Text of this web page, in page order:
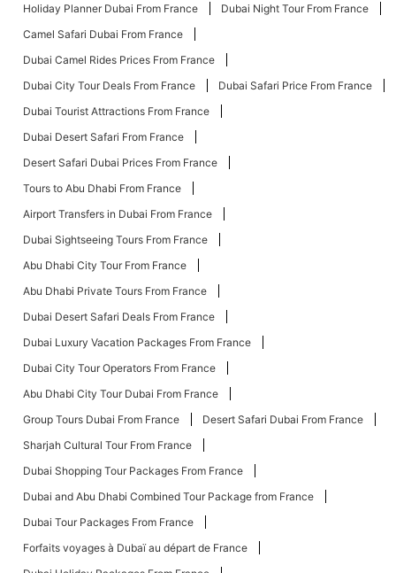
Holiday Planner Dubai From France
Dubai Night Tour From France
Camel Safari Dubai From France
Dubai Camel Rides Prices From France
Dubai City Tour Deals From France
Dubai Safari Price From France
Dubai Tourist Attractions From France
Dubai Desert Safari From France
Desert Safari Dubai Prices From France
Tours to Abu Dhabi From France
Airport Transfers in Dubai From France
Dubai Sightseeing Tours From France
Abu Dhabi City Tour From France
Abu Dhabi Private Tours From France
Dubai Desert Safari Deals From France
Dubai Luxury Vacation Packages From France
Dubai City Tour Operators From France
Abu Dhabi City Tour Dubai From France
Group Tours Dubai From France
Desert Safari Dubai From France
Sharjah Cultural Tour From France
Dubai Shopping Tour Packages From France
Dubai and Abu Dhabi Combined Tour Package from France
Dubai Tour Packages From France
Forfaits voyages à Dubaï au départ de France